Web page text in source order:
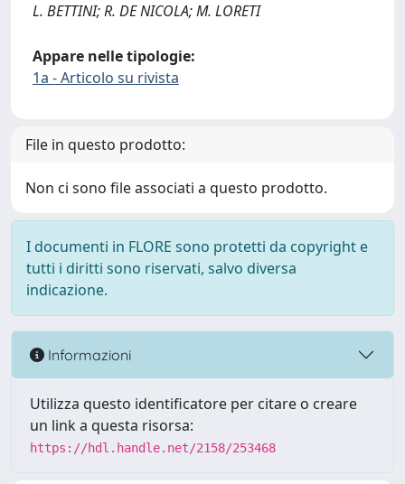
L. BETTINI; R. DE NICOLA; M. LORETI
Appare nelle tipologie:
1a - Articolo su rivista
File in questo prodotto:
Non ci sono file associati a questo prodotto.
I documenti in FLORE sono protetti da copyright e
tutti i diritti sono riservati, salvo diversa
indicazione.
Informazioni
Utilizza questo identificatore per citare o creare
un link a questa risorsa:
https://hdl.handle.net/2158/253468